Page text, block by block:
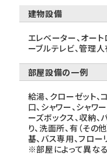
建物設備
エレベーター、オート
ーブルテレビ、管理人
部屋設備の一例
給湯、クローゼット
口、シャワー、シャワ
ーズボックス、収納
り、洗面所、有（その
基、バス専用、フロー
※部屋によって異な